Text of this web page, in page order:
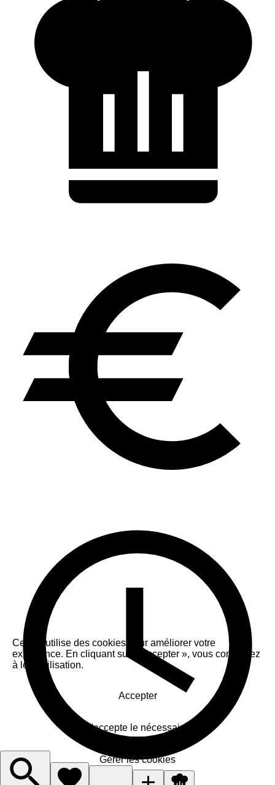
Ce site utilise des cookies pour améliorer votre
expérience. En cliquant sur « Accepter », vous consentez
à leur utilisation.
Accepter
J'accepte le nécessaire
Gérer les cookies